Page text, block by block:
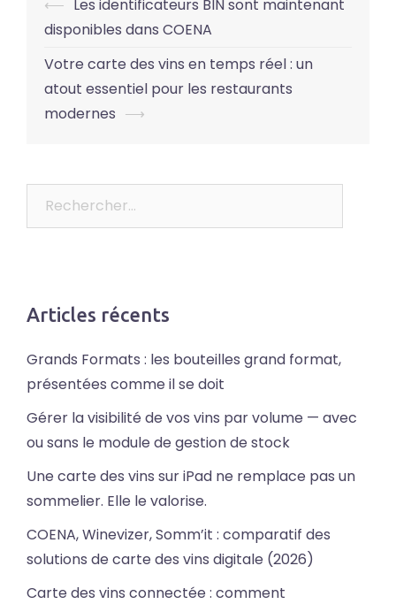
navigation
⟵ Les identificateurs BIN sont maintenant
disponibles dans COENA
Votre carte des vins en temps réel : un
atout essentiel pour les restaurants
modernes ⟶
Rechercher :
Articles récents
Grands Formats : les bouteilles grand format,
présentées comme il se doit
Gérer la visibilité de vos vins par volume — avec
ou sans le module de gestion de stock
Une carte des vins sur iPad ne remplace pas un
sommelier. Elle le valorise.
COENA, Winevizer, Somm’it : comparatif des
solutions de carte des vins digitale (2026)
Carte des vins connectée : comment